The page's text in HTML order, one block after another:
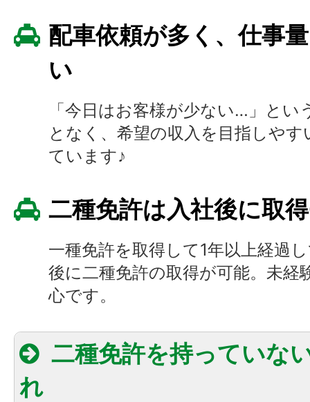
配車依頼が多く、仕事
い
「今日はお客様が少ない…」とい
となく、希望の収入を目指しや
ています♪
二種免許は入社後に取
一種免許を取得して1年以上経過
後に二種免許の取得が可能。未経
心です。
二種免許を持っていな
れ